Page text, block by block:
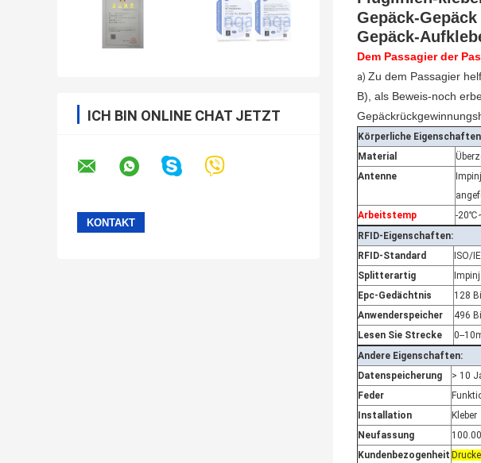
ICH BIN ONLINE CHAT JETZT
Gepäck-
Gepäck-
Dem Passagier der
a) Zu dem Passagier
B), als Beweis-noch
Körperliche
Material
Antenne
Arbeitstemp -
RFID-Eigenschaften:
RFID-Standard
ISO/
Splitterartig
Epc-Gedächtnis
128
Anwenderspeicher
496
Lesen Sie Strecke
0--
Andere Eigenschaften:
Datenspeicherung
> 10
Feder
Installation
Kleber
Neufassung
Kundenbezogenheit